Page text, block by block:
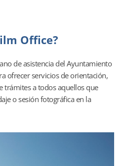
Office?
de asistencia del Ayuntamiento
ofrecer servicios de orientación,
trámites a todos aquellos que
o sesión fotográfica en la